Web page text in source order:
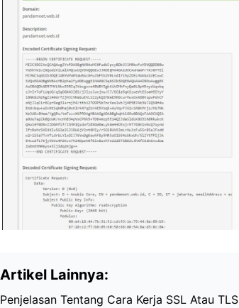
Artikel Lainnya:
Penjelasan Tentang Cara Kerja SSL Atau TLS